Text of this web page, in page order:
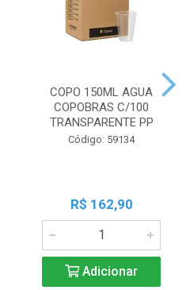
COPO 150ML AGUA
COPOBRAS C/100
TRANSPARENTE PP
Código: 59134
R$ 162,90
Adicionar